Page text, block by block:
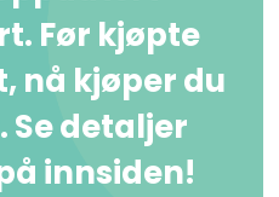
Før kjøpte
nå kjøper du
detaljer
innsiden!